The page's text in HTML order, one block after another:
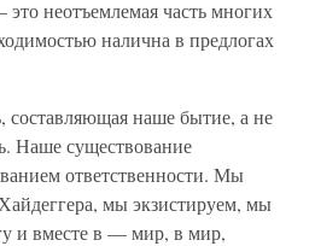
неотъемлемая часть многих
налична в предлогах
составляющая наше бытие, а не
Наше существование
ответственности. Мы
мы экзистируем, мы
и вместе в — мир, в мир,